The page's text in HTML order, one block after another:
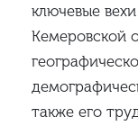
ключевые
Кемеровской
также его